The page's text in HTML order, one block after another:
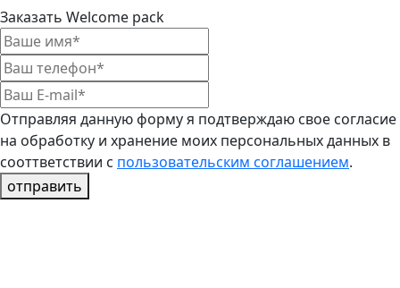
Заказать Welcome pack
Отправляя данную форму я подтверждаю свое согласие
на обработку и хранение моих персональных данных в
сооттветствии с пользовательским соглашением.
отправить